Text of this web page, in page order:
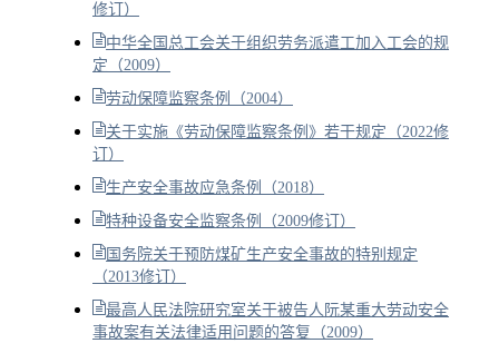
修订）
中华全国总工会关于组织劳务派遣工加入工会的规
定（2009）
劳动保障监察条例（2004）
关于实施《劳动保障监察条例》若干规定（2022修
订）
生产安全事故应急条例（2018）
特种设备安全监察条例（2009修订）
国务院关于预防煤矿生产安全事故的特别规定
（2013修订）
最高人民法院研究室关于被告人阮某重大劳动安全
事故案有关法律适用问题的答复（2009）